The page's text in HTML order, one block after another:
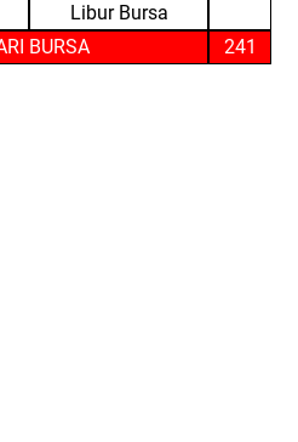
Libur Bursa
BURSA
241